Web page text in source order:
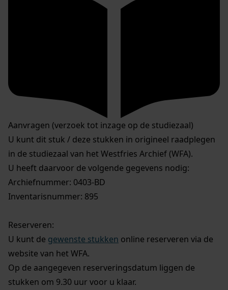
Aanvragen (verzoek tot inzage op de studiezaal)
U kunt dit stuk / deze stukken in origineel raadplegen
in de studiezaal van het Westfries Archief (WFA).
U heeft daarvoor de volgende gegevens nodig:
Archiefnummer: 0403-BD
Inventarisnummer: 895
Reserveren:
U kunt de gewenste stukken online reserveren via de
website van het WFA.
Op de aangegeven reserveringsdatum liggen de
stukken om 9.30 uur voor u klaar.